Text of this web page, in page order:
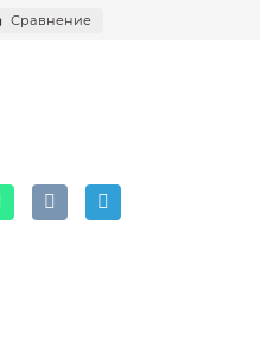
Сравнение